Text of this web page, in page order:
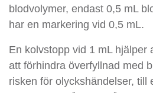
blodvolymer, endast 0,5 mL
har en markering vid 0,5 mL.
En kolvstopp vid 1 mL hjälper
att förhindra överfyllnad med
risken för olyckshändelser, till